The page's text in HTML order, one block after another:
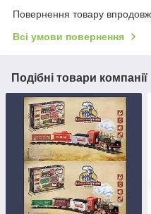
Повернення товару
Всі умови повернення
Подібні товари компанії